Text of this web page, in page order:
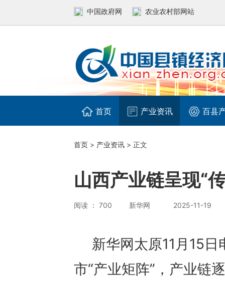
中国政府网 农业农村部网站
首页 产业资讯 百县
首页 > 产业资讯 > 正文
山西产业链呈现“
阅读 ： 700 新华网 2025-11-19
新华网太原11月15日
市“产业矩阵”，产业链